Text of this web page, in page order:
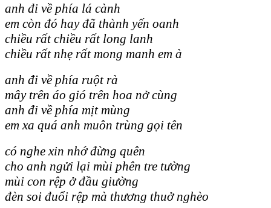
anh đi về phía lá cành
em còn đó hay đã thành yến oanh
chiều rất chiều rất long lanh
chiều rất nhẹ rất mong manh em à
anh đi về phía ruột rà
mây trên áo gió trên hoa nở cùng
anh đi về phía mịt mùng
em xa quá anh muôn trùng gọi tên
có nghe xin nhớ đừng quên
cho anh ngửi lại mùi phên tre tường
mùi con rệp ở đầu giường
đèn soi đuổi rệp mà thương thuở nghèo